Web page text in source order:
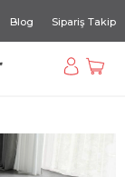
Blog Sipariş Takip